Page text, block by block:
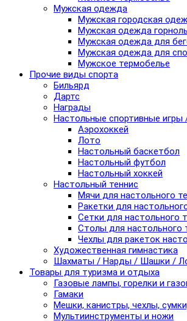
Мужская одежда
Мужская городская
Мужская одежда
Мужская одежда для
Мужская одежда для
Мужское термобелье
Прочие виды спорта
Бильярд
Дартс
Награды
Настольные спортивные игры
Аэрохоккей
Лото
Настольный баскетбол
Настольный футбол
Настольный хоккей
Настольный теннис
Мячи для настольного
Ракетки для
Сетки для настольного
Столы для настольного
Чехлы для ракеток
Художественная гимнастика
Шахматы / Нарды / Шашки /
Товары для туризма и отдыха
Газовые лампы, горелки и
Гамаки
Мешки, канистры, чехлы,
Мультиинструменты и ножи